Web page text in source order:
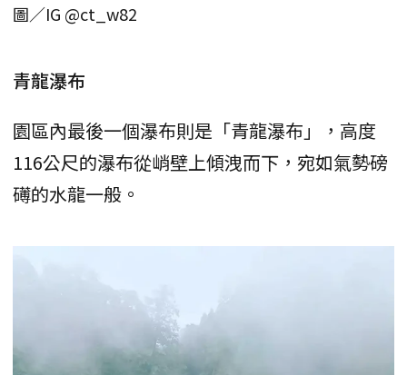
圖／IG @ct_w82
青龍瀑布
園區內最後一個瀑布則是「青龍瀑布」，高度
116公尺的瀑布從峭壁上傾洩而下，宛如氣勢磅
礡的水龍一般。